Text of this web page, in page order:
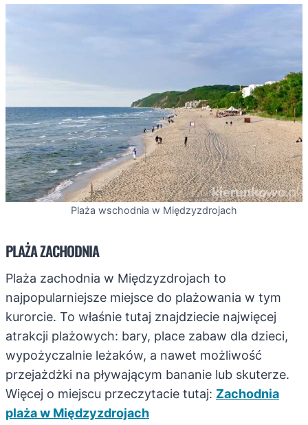
Plaża wschodnia w Międzyzdrojach
PLAŻA ZACHODNIA
Plaża zachodnia w Międzyzdrojach to
najpopularniejsze miejsce do plażowania w tym
kurorcie. To właśnie tutaj znajdziecie najwięcej
atrakcji plażowych: bary, place zabaw dla dzieci,
wypożyczalnie leżaków, a nawet możliwość
przejażdżki na pływającym bananie lub skuterze.
Więcej o miejscu przeczytacie tutaj: Zachodnia
plaża w Międzyzdrojach